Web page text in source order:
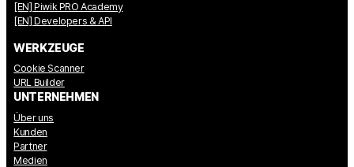
[EN] Piwik PRO Academy
[EN] Developers & API
WERKZEUGE
Cookie Scanner
URL Builder
UNTERNEHMEN
Über uns
Kunden
Partner
Medien